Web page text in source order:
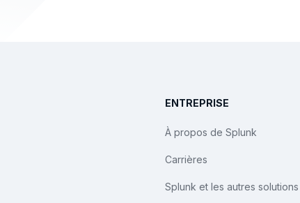
ENTREPRISE
À propos de Splunk
Carrières
Splunk et les autres solutions